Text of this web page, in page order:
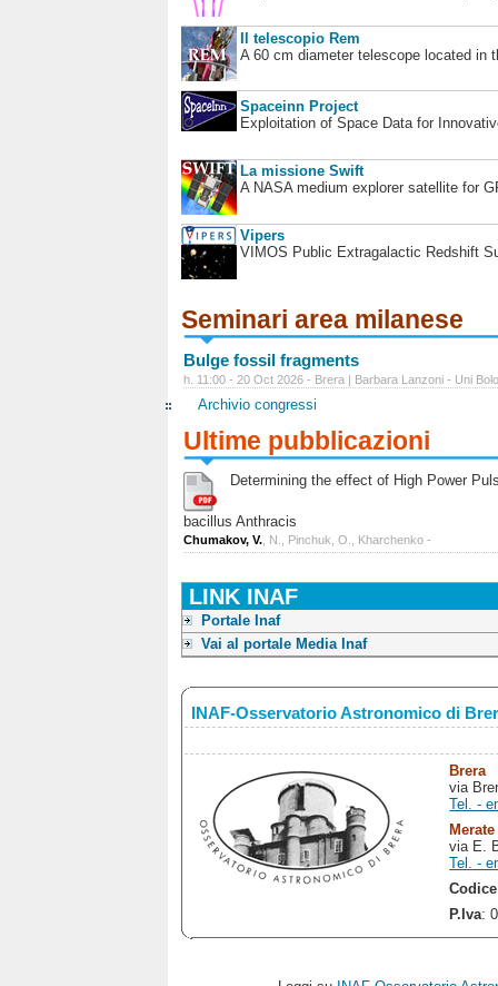
Il telescopio Rem
A 60 cm diameter telescope located in
Spaceinn Project
Exploitation of Space Data for
La missione Swift
A NASA medium explorer satellite for
Vipers
VIMOS Public Extragalactic Redshift
Seminari area milanese
Bulge fossil fragments
h. 11:00 - 20 Oct 2026 - Brera | Barbara Lanzoni - Uni
Archivio congressi
Ultime pubblicazioni
Determining the effect of High Power
bacillus Anthracis
Chumakov, V. , N., Pinchuk, O., Kharchenko -
LINK INAF
Portale Inaf
Vai al portale Media Inaf
INAF-Osservatorio Astronomico di
Brera
via
Tel. -
Merate
via E.
Tel. -
P.Iva: